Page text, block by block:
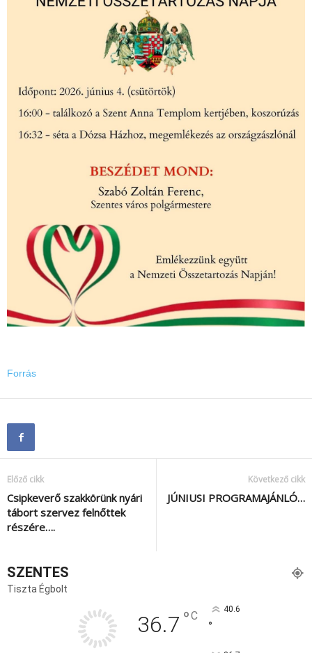
Forrás
Előző cikk
Csipkeverő szakkörünk nyári
tábort szervez felnőttek
részére….
Következő cikk
JÚNIUSI PROGRAMAJÁNLÓ…
SZENTES
Tiszta Égbolt
36.7 °C 40.6
°